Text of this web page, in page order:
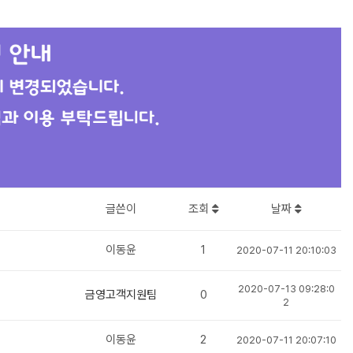
글쓴이 조회 날짜
이동윤 1 2020-07-11 20:10:03
금영고객지원팀 0
2020-07-13 09:28:0
2
이동윤 2 2020-07-11 20:07:10